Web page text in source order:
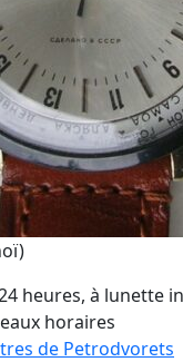
heures, à lunette
horaires
de Petrodvorets